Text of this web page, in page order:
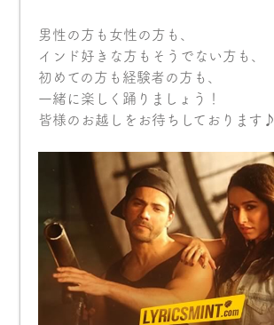
男性の方も女性の方も、
インド好きな方もそうでない方も、
初めての方も経験者の方も、
一緒に楽しく踊りましょう！
皆様のお越しをお待ちしております♪